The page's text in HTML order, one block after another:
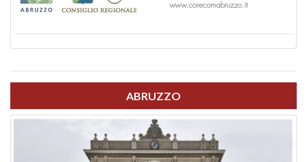
ABRUZZO